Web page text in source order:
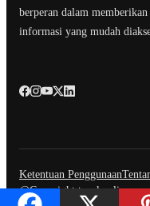
berperan dalam
informasi yang mudah
Ketentuan Penggunaan
@Copyright